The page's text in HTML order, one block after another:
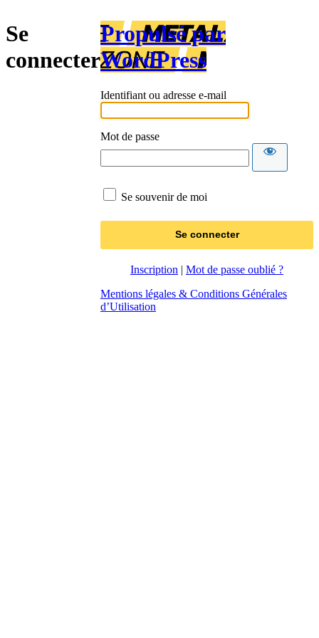
Se
connecter
Propulsé par
WordPress
Identifiant ou adresse e-mail
Mot de passe
Se souvenir de moi
Inscription | Mot de passe oublié ?
Mentions légales & Conditions Générales
d’Utilisation